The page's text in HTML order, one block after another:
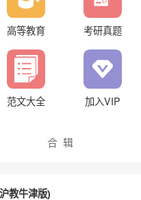
高等教育 考研真题
范文大全 加入VIP
合 辑
教牛津版)